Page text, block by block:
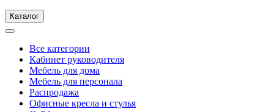
Каталог
Все категории
Кабинет руководителя
Мебель для дома
Мебель для персонала
Распродажа
Офисные кресла и стулья